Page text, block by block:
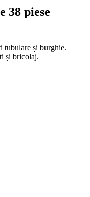
38 piese
tubulare și burghie.
și bricolaj.